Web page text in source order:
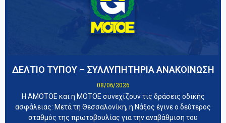
ΔΕΛΤΙΟ ΤΥΠΟΥ – ΣΥΛΛΥΠΗΤΗΡΙΑ ΑΝΑΚΟΙΝΩΣΗ
08/06/2026
Η ΑΜΟΤΟΕ και η ΜΟΤΟΕ συνεχίζουν τις δράσεις οδικής
ασφάλειας: Μετά τη Θεσσαλονίκη, η Νάξος έγινε ο δεύτερος
σταθμός της πρωτοβουλίας για την αναβάθμιση του